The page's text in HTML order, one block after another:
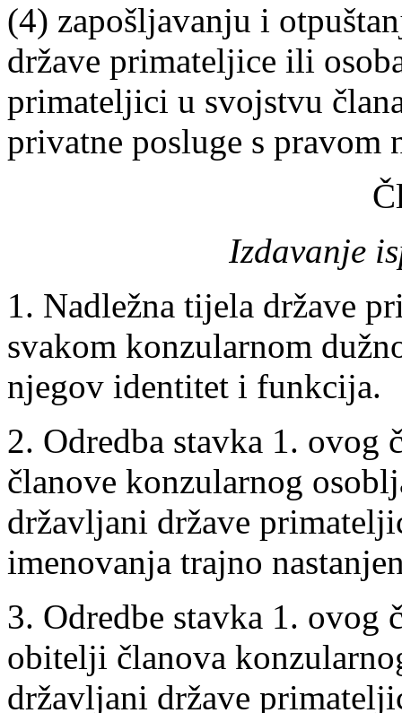
(4) zapošljavanju i
države primateljice ili
primateljici u svojstvu
privatne posluge s
Izdavanje
1. Nadležna tijela države
svakom konzularnom
njegov identitet i funkcija.
2. Odredba stavka 1. ovog
članove konzularnog
državljani države
imenovanja trajno
3. Odredbe stavka 1. ovog
obitelji članova
državljani države